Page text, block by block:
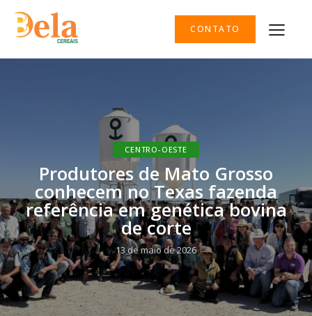
CONTATO
CENTRO-OESTE
Produtores de Mato Grosso
conhecem no Texas fazenda
referência em genética bovina
de corte
13 de maio de 2026